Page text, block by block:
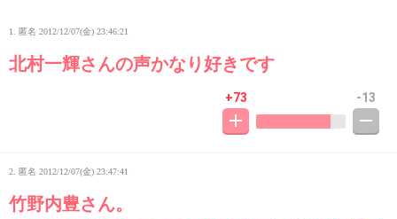
1. 匿名 2012/12/07(金) 23:46:21
北村一輝さんの声かなり好きです
+73 -13
2. 匿名 2012/12/07(金) 23:47:41
竹野内豊さん。